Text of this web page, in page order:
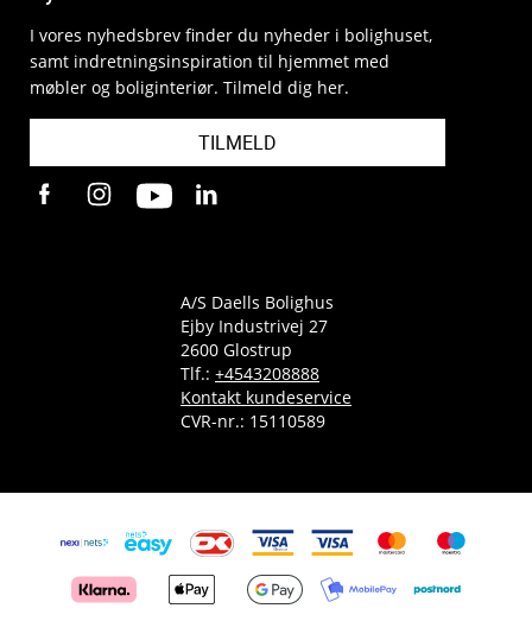
I vores nyhedsbrev finder du nyheder i bolighuset,
samt indretningsinspiration til hjemmet med
møbler og boliginteriør. Tilmeld dig her.
TILMELD
A/S Daells Bolighus
Ejby Industrivej 27
2600 Glostrup
Tlf.: +4543208888
Kontakt kundeservice
CVR-nr.: 15110589